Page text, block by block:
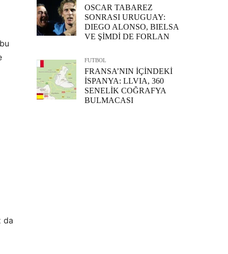
da
OSCAR TABAREZ
SONRASI URUGUAY:
DIEGO ALONSO, BIELSA
VE ŞİMDİ DE FORLAN
FUTBOL
FRANSA’NIN İÇİNDEKİ
İSPANYA: LLVIA, 360
SENELİK COĞRAFYA
BULMACASI